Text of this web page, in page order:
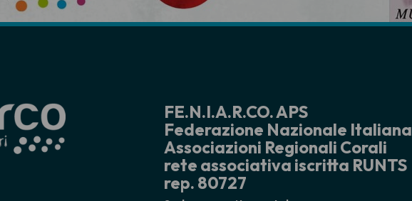
FE.N.I.A.R.CO. APS
Federazione Nazionale Italiana
Associazioni Regionali Corali
rete associativa iscritta RUNTS
rep. 80727